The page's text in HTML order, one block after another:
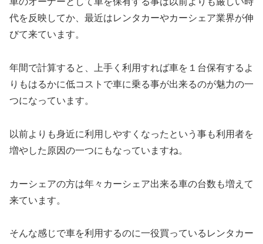
代を反映してか、最近はレンタカーやカーシェア業界が伸
びて来ています。
年間で計算すると、上手く利用すれば車を１台保有するよ
りもはるかに低コストで車に乗る事が出来るのが魅力の一
つになっています。
以前よりも身近に利用しやすくなったという事も利用者を
増やした原因の一つにもなっていますね。
カーシェアの方は年々カーシェア出来る車の台数も増えて
来ています。
そんな感じで車を利用するのに一役買っているレンタカー